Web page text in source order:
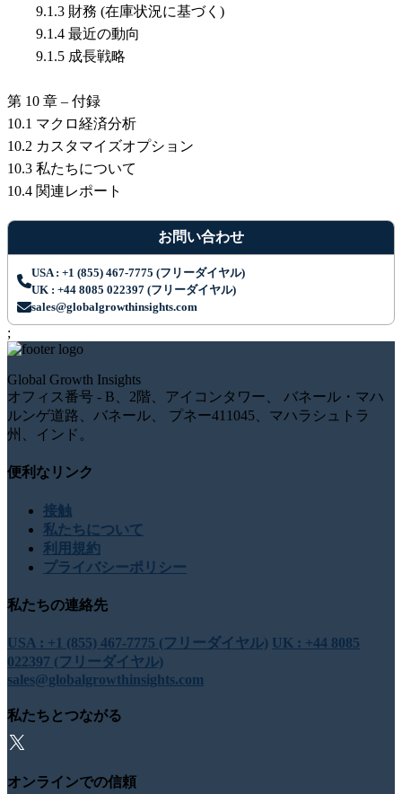
9.1.3 財務 (在庫状況に基づく)
9.1.4 最近の動向
9.1.5 成長戦略
第 10 章 – 付録
10.1 マクロ経済分析
10.2 カスタマイズオプション
10.3 私たちについて
10.4 関連レポート
お問い合わせ
USA : +1 (855) 467-7775 (フリーダイヤル)
UK : +44 8085 022397 (フリーダイヤル)
sales@globalgrowthinsights.com
;
Global Growth Insights
オフィス番号 - B、2階、アイコンタワー、 バネール・マハ
ルンゲ道路、バネール、 プネー411045、マハラシュトラ
州、インド。
便利なリンク
接触
私たちについて
利用規約
プライバシーポリシー
私たちの連絡先
USA : +1 (855) 467-7775 (フリーダイヤル) UK : +44 8085
022397 (フリーダイヤル)
sales@globalgrowthinsights.com
私たちとつながる
オンラインでの信頼